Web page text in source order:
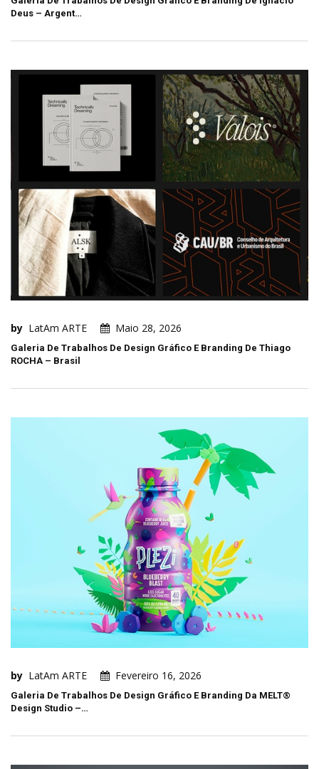
Deus – Argent…
by LatAm ARTE Maio 28, 2026
Galeria De Trabalhos De Design Gráfico E Branding De Thiago
ROCHA – Brasil
by LatAm ARTE Fevereiro 16, 2026
Galeria De Trabalhos De Design Gráfico E Branding Da MELT®
Design Studio –…